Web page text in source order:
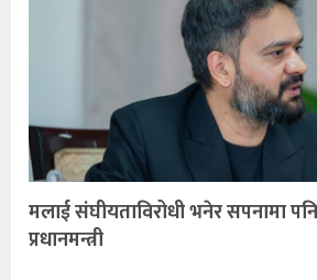
मलाई संघीयताविरोधी भनेर सपनामा
प्रधानमन्त्री